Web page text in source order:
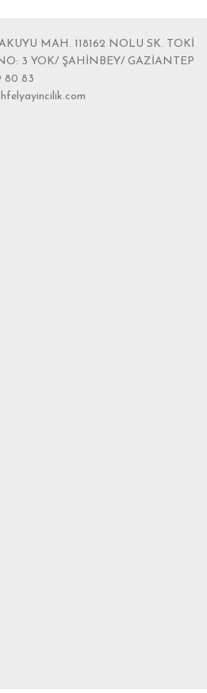
MAH. 118162 NOLU SK. TOKİ
3 YOK/ ŞAHİNBEY/ GAZİANTEP
80 83